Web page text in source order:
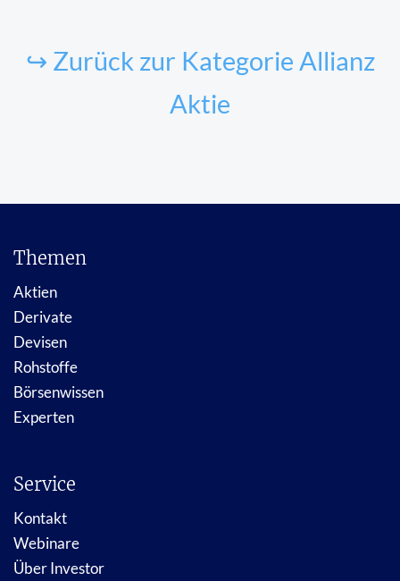
↪ Zurück zur Kategorie Allianz
Aktie
Themen
Aktien
Derivate
Devisen
Rohstoffe
Börsenwissen
Experten
Service
Kontakt
Webinare
Über Investor